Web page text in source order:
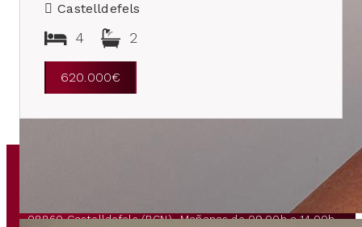
Castelldefels
4 2
620.000€
08860 Castelldefels (BCN)
Mañanas de 09.00h a 14.00h